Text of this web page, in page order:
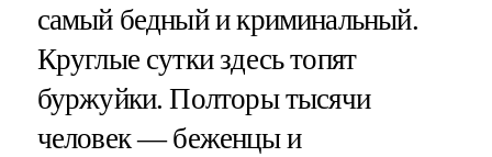
самый бедный и криминальный.
Круглые сутки здесь топят
буржуйки. Полторы тысячи
человек — беженцы и